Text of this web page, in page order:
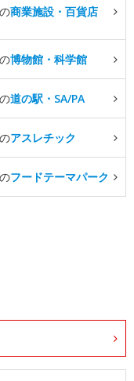
商業施設・百貨店
博物館・科学館
道の駅・SA/PA
アスレチック
フードテーマパーク